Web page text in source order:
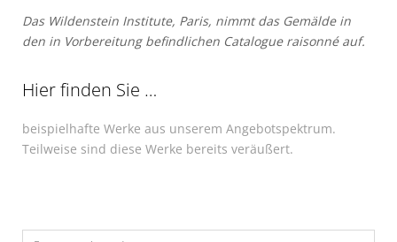
Das Wildenstein Institute, Paris, nimmt das Gemälde in
den in Vorbereitung befindlichen Catalogue raisonné auf.
Hier finden Sie …
beispielhafte Werke aus unserem Angebotspektrum.
Teilweise sind diese Werke bereits veräußert.